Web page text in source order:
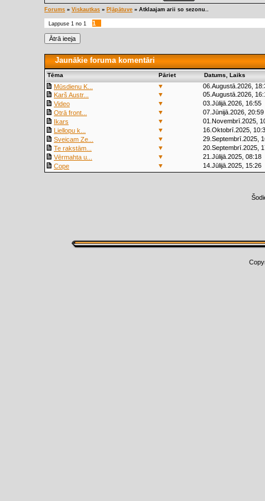
Forums » Viskautkas » Pļāpātuve » Atklaajam arii so sezonu..
Lappuse 1 no 1 1
Jaunākie foruma komentāri
Tēma Pāriet Datums, Laiks
Mūsdienu K... ▼
06.Augustā.2026,
Karš Austr...
▼
05.Augustā.2026,
Video
▼
03.Jūlijā.2026, 16:55
Otrā front...
▼
07.Jūnijā.2026, 20:59
Ikars
▼
01.Novembrī.2025,
Liellopu k...
▼
16.Oktobrī.2025,
Sveicam Ze...
▼
29.Septembrī.2025,
Te rakstām...
▼
20.Septembrī.2025,
Vērmahta u...
▼
21.Jūlijā.2025, 08:18
Cope
▼ 14.Jūlijā.2025, 15:26